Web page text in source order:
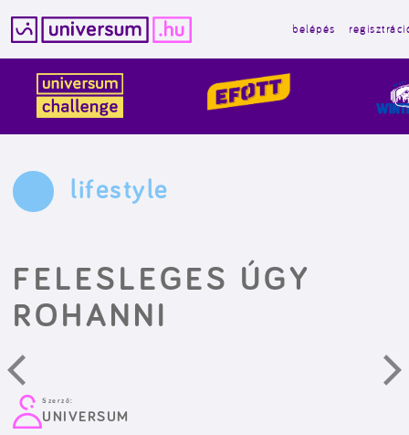
tartalomba
belépés
lifestyle
FELESLEGES ÚGY
ROHANNI
Szerző:
UNIVERSUM